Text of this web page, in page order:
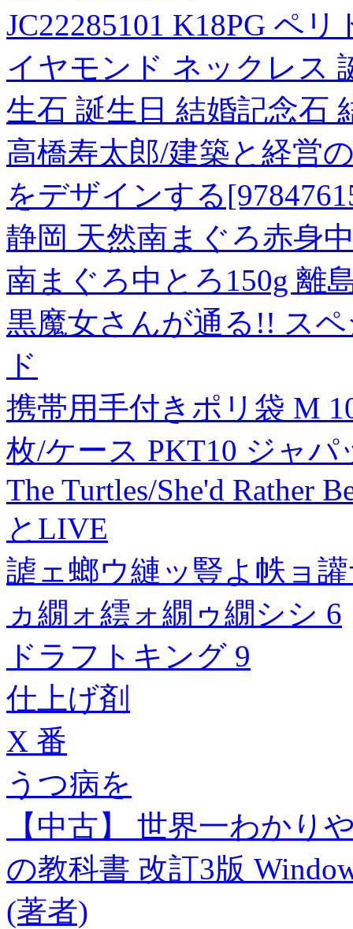
JC22285101 K18PG ペ
イヤモンド ネックレス
生石 誕生日 結婚記念石
高橋寿太郎/建築と経営
をデザインする
静岡 天然南まぐろ赤身
南まぐろ中とろ150g 離
黒魔女さんが通る!! ス
ド
携帯用手付きポリ袋 M
枚/ケース PKT10 ジャパ
The Turtles/She'd Rather
とLIVE
謔ェ螂ウ縺ッ豎よ帙ョ
ヵ繝ォ繧ォ繝ゥ繝シシ 6
ドラフトキング 9
仕上げ剤
X 番
うつ病を
【中古】 世界一わかり
の教科書 改訂3版
(著者)